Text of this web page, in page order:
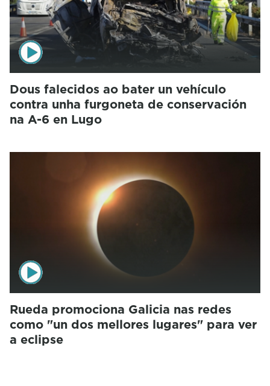
Dous falecidos ao bater un vehículo
contra unha furgoneta de conservación
na A-6 en Lugo
Rueda promociona Galicia nas redes
como "un dos mellores lugares" para ver
a eclipse